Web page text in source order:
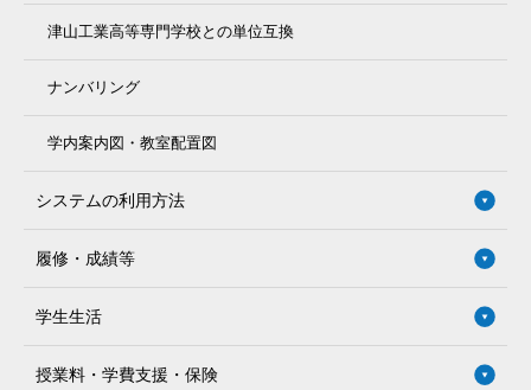
津山工業高等専門学校との単位互換
ナンバリング
学内案内図・教室配置図
システムの利用方法
履修・成績等
学生生活
授業料・学費支援・保険